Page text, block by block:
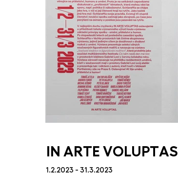
IN ARTE VOLUPTAS
1.2.2023 - 31.3.2023